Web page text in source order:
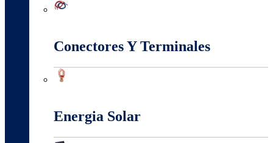
Conectores Y Terminales
Energia Solar